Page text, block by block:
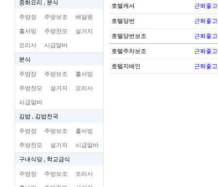
중화요리 , 분식
주방장 주방보조 배달원
홀서빙 주방찬모 설거지
요리사 시급알바
분식
주방장 주방보조 홀서빙
주방찬모 설거지 요리사
시급알바
김밥 , 김밥천국
주방장 주방보조 홀서빙
주방찬모 설거지 시급알바
구내식당 , 학교급식
주방장 주방보조 조리사
호텔캐셔 근퇴좋
호텔당번 근퇴좋
호텔당번보조 근퇴좋
호텔주차보조 근퇴좋
호텔지배인 근퇴좋